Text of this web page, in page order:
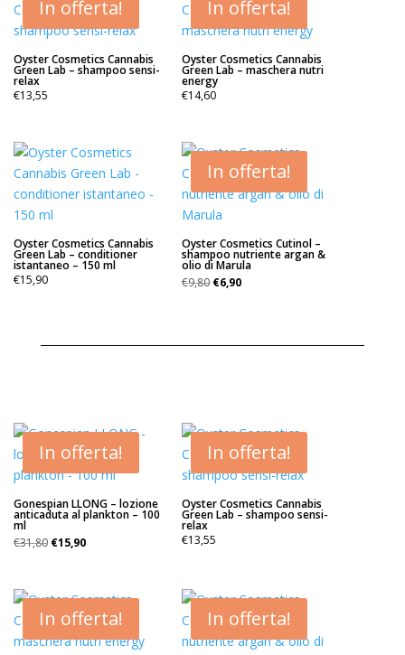
In offerta!
Oyster Cosmetics Cannabis
Green Lab – shampoo sensi-
relax
€13,55
In offerta!
Oyster Cosmetics Cannabis
Green Lab – maschera nutri
energy
€14,60
Oyster Cosmetics Cannabis
Green Lab – conditioner
istantaneo – 150 ml
€15,90
In offerta!
Oyster Cosmetics Cutinol –
shampoo nutriente argan &
olio di Marula
€9,80 Il
€9,80.
€6,90Il
€6,90.
In offerta!
Gonespian LLONG – lozione
anticaduta al plankton – 100
ml
€31,80 Il
era:
€31,80.
€15,90Il
€15,90.
In offerta!
Oyster Cosmetics Cannabis
Green Lab – shampoo sensi-
relax
€13,55
In offerta! In offerta!